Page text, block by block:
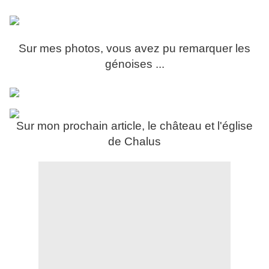
Sur mes photos, vous avez pu remarquer les
génoises ...
Sur mon prochain article, le château et l'église
de Chalus